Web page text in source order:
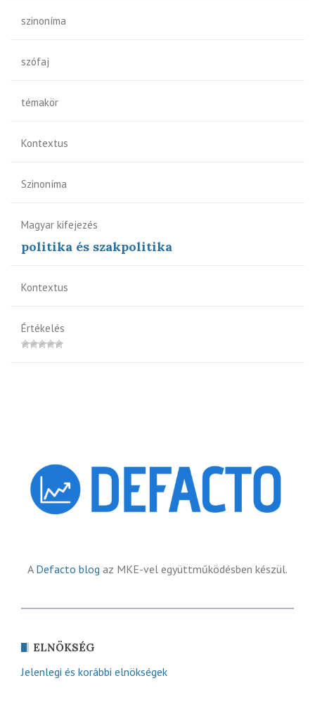
szinoníma
szófaj
témakör
Kontextus
Szinoníma
Magyar kifejezés
politika és szakpolitika
Kontextus
Értékelés
A Defacto blog az MKE-vel együttműködésben készül.
ELNÖKSÉG
Jelenlegi és korábbi elnökségek